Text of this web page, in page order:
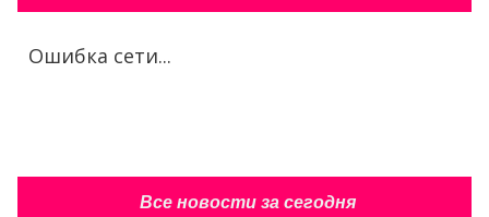
Ошибка сети...
Все новости за сегодня